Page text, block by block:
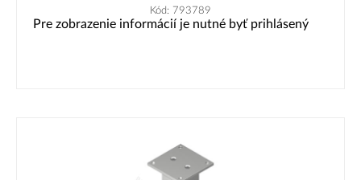
Kód: 793789
Pre zobrazenie informácií je nutné byť prihlásený